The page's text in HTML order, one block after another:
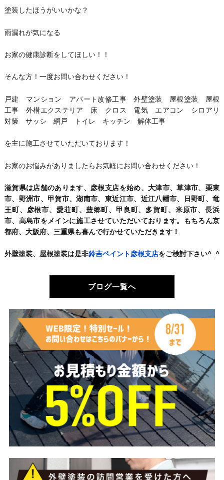
塗装したほうがいいかな？
雨漏れが気になる
お家の健康診断をしてほしい！！
そんな方！一度お問い合わせください！
戸建 マンション アパート改修工事 外壁塗装 屋根塗装 屋根
工事 外構エクステリア 床 クロス 電気 エアコン シロアリ
対策 サッシ 網戸 トイレ キッチン 解体工事
を主に施工させていただいております！
お家のお悩みがありましたらお気軽にお問い合わせください！
滋賀県は店舗のあります、彦根支店を始め、大津市、草津市、栗東
市、野洲市、甲賀市、湖南市、東近江市、近江八幡市、日野町、竜
王町、彦根市、愛荘町、豊郷町、甲良町、多賀町、米原市、長浜
市、高島市をメインに施工させていただいております。もちろん京
都府、大阪府、三重県も喜んで行かせていただきます！
外壁塗装、屋根塗装は是非鈴吉ペイント彦根支店をご検討下さい^_^
ブログ一覧へ